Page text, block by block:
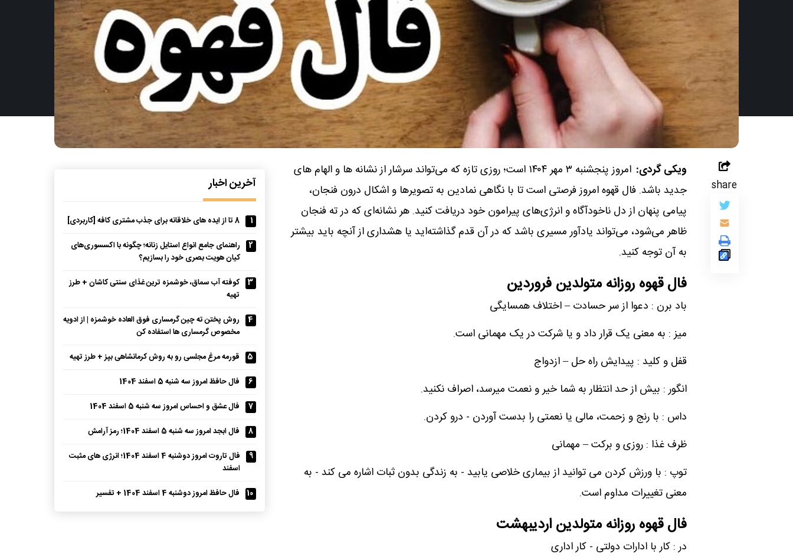
ویکی گردی:
امروز پنجشنبه ۳ مهر ۱۴۰۴ است؛ روزی تازه که می‌تواند سرشار از نشانه‌ ها و الهام‌ های
جدید باشد. فال قهوه امروز فرصتی است تا با نگاهی نمادین به تصویرها و اشکال درون فنجان،
پیامی پنهان از دل ناخودآگاه و انرژی‌های پیرامون خود دریافت کنید. هر نشانه‌ای که در ته‌ فنجان
ظاهر می‌شود، می‌تواند یادآور مسیری باشد که در آن قدم گذاشته‌اید یا هشداری از آنچه باید بیشتر
به آن توجه کنید.
فال قهوه روزانه متولدین فروردین
باد برن : دعوا از سر حسادت – اختلاف همسایگی
میز : به معنی یک قرار داد و یا شرکت در یک مهمانی است.
قفل و کلید : پیدایش راه حل – ازدواج
انگور : بیش از حد انتظار به شما خیر و نعمت میرسد، اصراف نکنید.
داس : با رنج و زحمت، مالی یا نعمتی را بدست آوردن - درو کردن.
ظرف غذا : روزی و برکت – مهمانی
توپ : با ورزش کردن می توانید از بیماری خلاصی یابید - به زندگی بدون ثبات اشاره می کند - به
معنی تغییرات مداوم است.
فال قهوه روزانه متولدین اردیبهشت
در : کار با ادارات دولتی - کار اداری
آخرین اخبار
1
8 تا از ایده های خلاقانه برای جذب مشتری کافه [کاربردی]
2
راهنمای جامع انواع استایل زنانه؛ چگونه با اکسسوری‌های
کیان هویت بصری خود را بسازیم؟
3
کوفته آب سماق، خوشمزه ترین غذای سنتی کاشان + طرز
تهیه
4
روش پختن ته چین گرمساری فوق العاده خوشمزه | از ادویه
مخصوص گرمساری ها استفاده کن
5
قورمه مرغ مجلسی رو به روش کرمانشاهی بپز + طرز تهیه
6
فال حافظ امروز سه شنبه 5 اسفند 1404
7
فال عشق و احساس امروز سه شنبه 5 اسفند 1404
8
فال ابجد امروز سه شنبه 5 اسفند 1404؛ رمز آرامش
9
فال تاروت امروز دوشنبه 4 اسفند 1404؛ انرژی های مثبت
اسفند
10
فال حافظ امروز دوشنبه 4 اسفند 1404 + تفسیر
share